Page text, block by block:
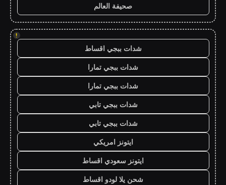
صحيفة العالم
!
شدات ببجي اقساط
شدات ببجي تمارا
شدات ببجي تمارا
شدات ببجي تابي
شدات ببجي تابي
ايتونز امريكي
ايتونز سعودي اقساط
شحن يلا لودو اقساط